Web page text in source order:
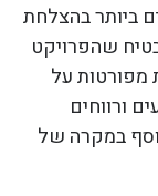
ביותר בהצלחת
שהפרויקט
מפורטות על
ורווחים
במקרה של